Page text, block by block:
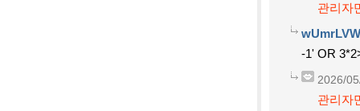
관리자
-1' OR
2026/
관리자